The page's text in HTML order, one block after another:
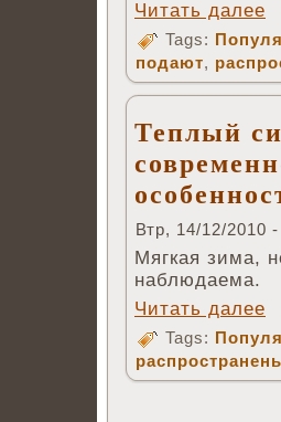
Читать далее
Tags:
подают,
Теплый
Втр, 14/12/2010
Мягкая зима,
наблюдаема.
Читать далее
Tags: